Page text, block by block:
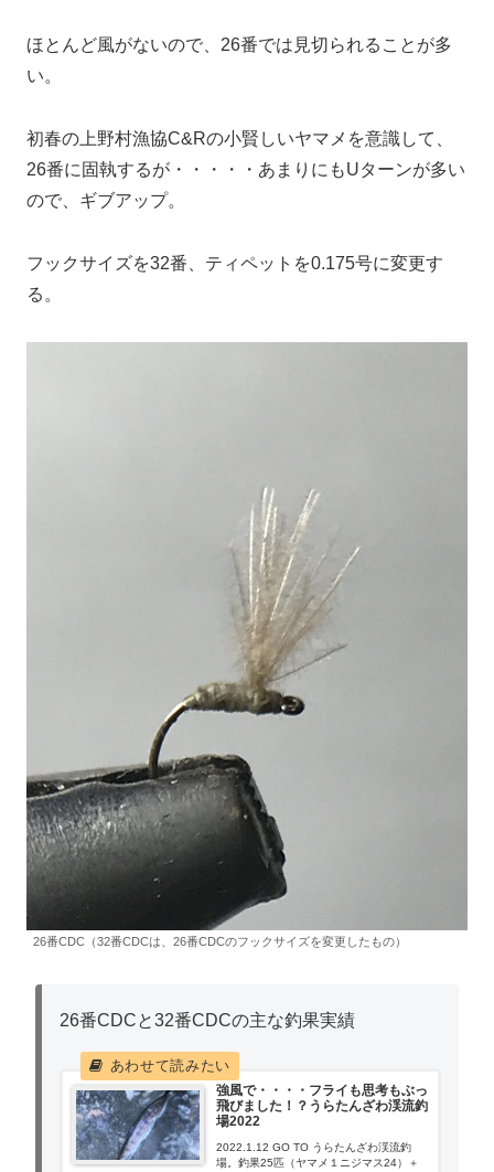
ほとんど風がないので、26番では見切られることが多
い。
初春の上野村漁協C&Rの小賢しいヤマメを意識して、
26番に固執するが・・・・・あまりにもUターンが多い
ので、ギブアップ。
フックサイズを32番、ティペットを0.175号に変更す
る。
26番CDC（32番CDCは、26番CDCのフックサイズを変更したもの）
26番CDCと32番CDCの主な釣果実績
強風で・・・・フライも思考もぶっ
飛びました！？うらたんざわ渓流釣
場2022
2022.1.12 GO TO うらたんざわ渓流釣
場。釣果25匹（ヤマメ１ニジマス24）＋